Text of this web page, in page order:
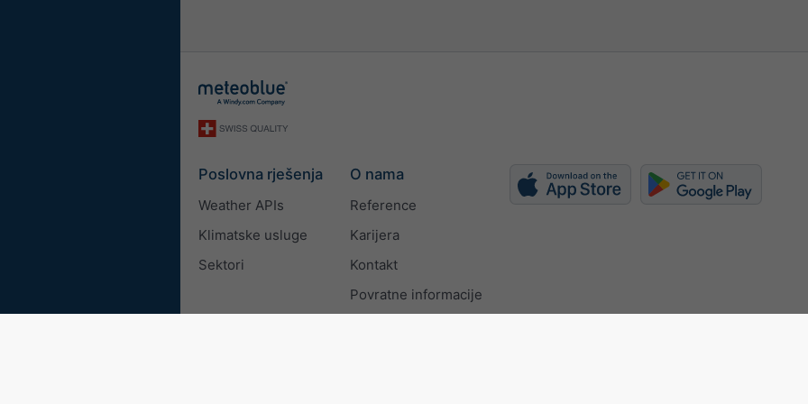
Poslovna rješenja
Weather APIs
Klimatske usluge
Sektori
O nama
Reference
Karijera
Kontakt
Povratne informacije